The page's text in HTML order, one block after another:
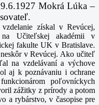
Mokrá Lúka –
vzdelanie získal v Revúcej,
na Učiteľskej akadémii v
fakulte UK v Bratislave.
v Revúcej. Ako učiteľ
na vzdelávaní a výchove
aj k poznávaniu i ochrane
poľovníckych
zážitky z prírody a potom
a rybárstvo, v časopise pre